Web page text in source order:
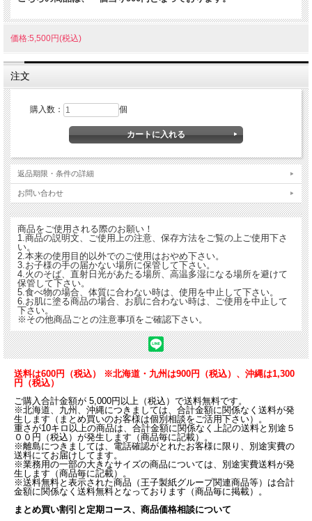
エネルギー：2kcal
たんぱく質：0g
カフェイン：0g
ゲニポシド酸：26mg
<煮出す場合>
・沸騰したお湯500mlに国産直火焙煎 杜仲茶1袋を入れ、弱火で10分程度煮出して
ください。お好みで煮出す時間を調節してください。
<急須の場合>
1.急須に1袋を入れて、召し上がる量の熱湯を注いでください。
2.お好みの色、香りになりましたら、湯呑みに注ぎ、できるだけ湯を残さず全部注
ぎきってください。
※冬はホットで夏は冷やして召し上がれます。
ご利用上の注意
・高温多湿を避けて保存してください。
・体質に合わない時はご使用をお止め下さい。
販売元株式会社ユニマットリケン
正規の取扱店株式会社メイショウグループ
発送予定通常2から4営業日
国産直火焙煎国産直火焙煎 杜仲茶の詳細について
た。徳島県産の杜仲の葉を100％使用し、直火焙煎で香ばしく仕上げた国産直火焙
煎 杜仲茶です。
ティーバッグ1袋(2g)を500mlの沸騰水で10分間煮出したお茶は、500ml中にゲニポ
シド酸が26mg含まれます。ノンカフェインのお茶です。
価格:5,500円(税込)
注文
購入数： 個
返品期限・条件の詳細
お問い合わせ
商品をご使用される際のお願い！
1.商品の説明文、ご使用上の注意、保存方法をご覧の上ご使用下さ
い。
2.本来の使用目的以外でのご使用はおやめ下さい。
3.お子様の手の届かない場所に保管して下さい。
4.火のそば、直射日光があたる場所、高温多湿になる場所を避けて
保管して下さい。
5.食べ物の場合、体質に合わない時は、使用を中止して下さい。
6.お肌に塗る商品の場合、お肌に合わない時は、ご使用を中止して
下さい。
※その他商品ごとの注意事項をご確認下さい。
送料は600円（税込） ※北海道・九州は900円（税込）、沖縄は1,300
円（税込）
ご購入合計金額が 5,000円以上（税込）で送料無料です。
※北海道、九州、沖縄につきましては、合計金額に関係なく送料が発
生します（まとめ買いのお客様は個別相談をご活用下さい）。
重さが10キロ以上の商品は、合計金額に関係なく上記の送料と別途５
００円（税込）が発生します（商品毎に記載）。
※離島につきましては、電話確認がとれたお客様に限り、別途実費の
送料にてお届けしてます。
※業務用の一部の大きなサイズの商品については、別途実費送料が発
生します（商品毎に記載）。
※送料無料と表示された商品（王子製紙グループ関連商品等）は合計
金額に関係なく送料無料となっております（商品毎に掲載）。
まとめ買い割引と定期コース、商品価格相談について